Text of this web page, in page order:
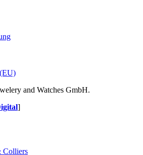
and Watches GmbH.
]
Colliers